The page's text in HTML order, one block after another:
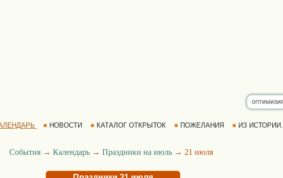
НОВОСТИ КАТАЛОГ ОТКРЫТОК ПОЖЕЛАНИЯ ИЗ
События→ Календарь→ Праздники на июль→ 21 июля